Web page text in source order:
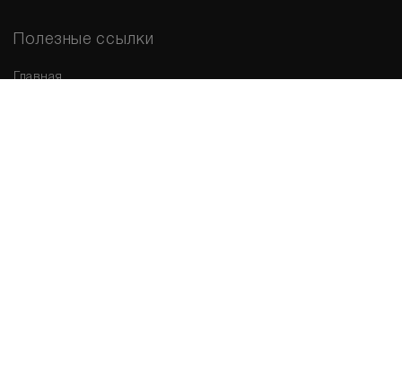
Полезные ссылки
Главная